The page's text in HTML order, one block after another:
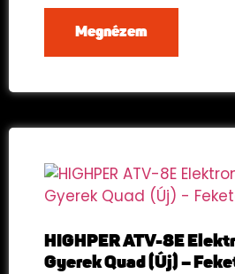
Megnézem
HIGHPER ATV-8E
Gyerek Quad (Új) –